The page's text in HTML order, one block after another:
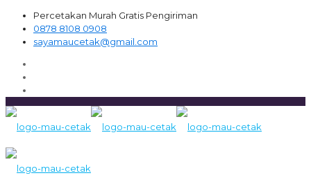
Percetakan Murah Gratis Pengiriman
0878 8108 0908
sayamaucetak@gmail.com